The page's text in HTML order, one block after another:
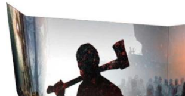
Editoria
Giochi di Carte Collezionabili
Miniature